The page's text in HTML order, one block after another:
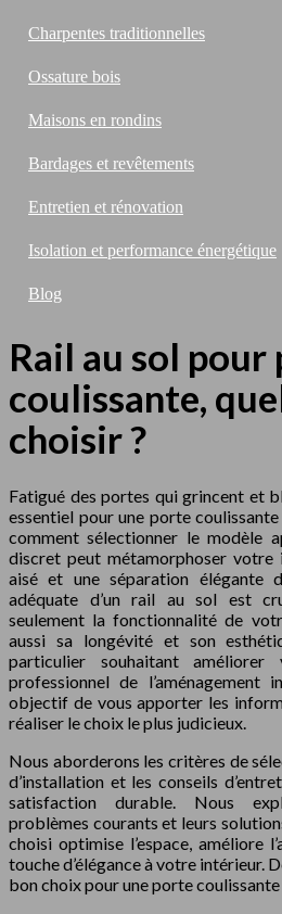
Charpentes traditionnelles
Ossature bois
Maisons en rondins
Bardages et revêtements
Entretien et rénovation
Isolation et performance énergétique
Blog
Rail au sol pour
coulissante,
choisir ?
Fatigué des portes qui grincent et
essentiel pour une porte
comment sélectionner le modèle
discret peut métamorphoser votre
aisé et une séparation élégante
adéquate d’un rail au sol est
seulement la fonctionnalité de
aussi sa longévité et son
particulier souhaitant
professionnel de l’aménagement
objectif de vous apporter les
réaliser le choix le plus judicieux.
Nous aborderons les critères de
d’installation et les conseils
satisfaction durable. Nous
problèmes courants et leurs
choisi optimise l’espace, améliore
touche d’élégance à votre intérieur.
bon choix pour une porte